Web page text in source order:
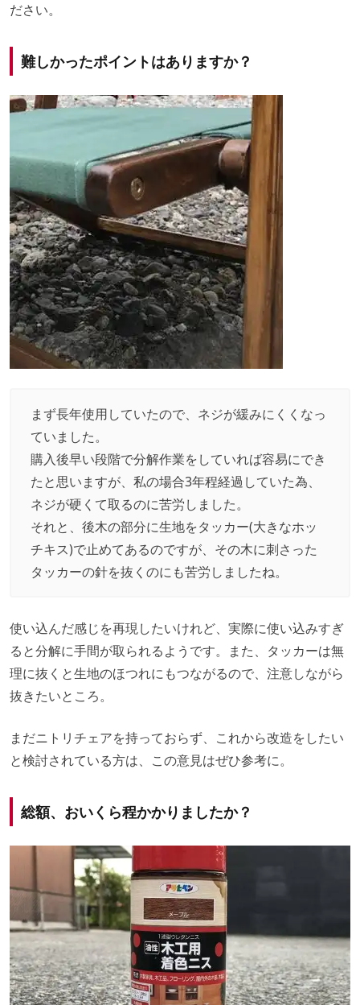
ださい。
難しかったポイントはありますか？
まず長年使用していたので、ネジが緩みにくくなっ
ていました。
購入後早い段階で分解作業をしていれば容易にでき
たと思いますが、私の場合3年程経過していた為、
ネジが硬くて取るのに苦労しました。
それと、後木の部分に生地をタッカー(大きなホッ
チキス)で止めてあるのですが、その木に刺さった
タッカーの針を抜くのにも苦労しましたね。
使い込んだ感じを再現したいけれど、実際に使い込みすぎ
ると分解に手間が取られるようです。また、タッカーは無
理に抜くと生地のほつれにもつながるので、注意しながら
抜きたいところ。
まだニトリチェアを持っておらず、これから改造をしたい
と検討されている方は、この意見はぜひ参考に。
総額、おいくら程かかりましたか？